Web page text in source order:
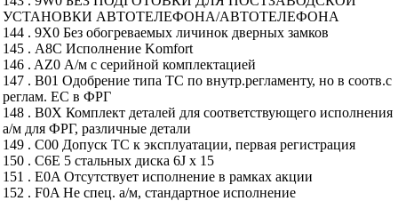
УСТАНОВКИ АВТОТЕЛЕФОНА/АВТОТЕЛЕФОНА
144 . 9X0 Без обогреваемых личинок дверных замков
145 . A8C Исполнение Komfort
146 . AZ0 А/м с серийной комплектацией
147 . B01 Одобрение типа ТС по внутр.регламенту, но в соотв.с
реглам. ЕС в ФРГ
148 . B0X Комплект деталей для соответствующего исполнения
а/м для ФРГ, различные детали
149 . C00 Допуск ТС к эксплуатации, первая регистрация
150 . C6E 5 стальных диска 6J x 15
151 . E0A Отсутствует исполнение в рамках акции
152 . F0A Не спец. а/м, стандартное исполнение